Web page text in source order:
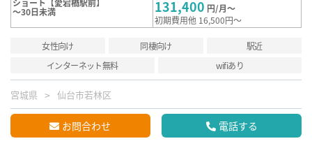
～30日未満 131,400 円/月～
初期費用他 16,500円～
女性向け 同棲向け
駅近
インターネット無料
wifiあり
宮城県 仙台市若林区
お問合わせ 電話する